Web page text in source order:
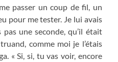
passer un coup de fil, un
pour me tester. Je lui avais
une seconde, qu’il était
comme moi je l’étais
« Si, si, tu vas voir, encore